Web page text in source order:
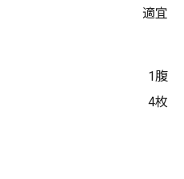
適宜
1腹
4枚